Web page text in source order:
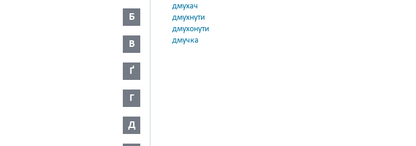
Б
В
Ґ
Г
Д
дмухач
дмухнути
дмухонути
дмучка